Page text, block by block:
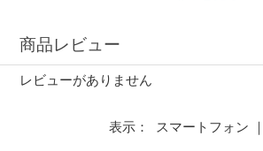
商品レビュー
レビューがありません
表示： スマートフォン ｜